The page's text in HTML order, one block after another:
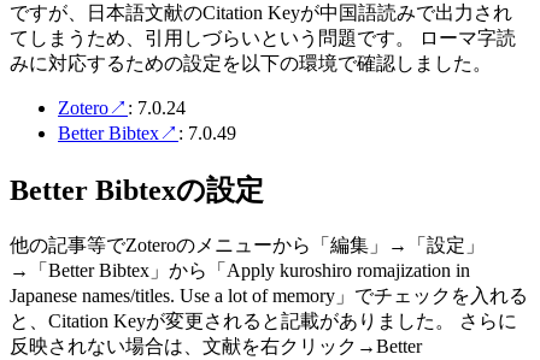
ですが、日本語文献のCitation Keyが中国語読みで出力され
てしまうため、引用しづらいという問題です。 ローマ字読
みに対応するための設定を以下の環境で確認しました。
Zotero↗ : 7.0.24
Better Bibtex↗ : 7.0.49
Better Bibtexの設定
他の記事等でZoteroのメニューから「編集」→「設定」
→「Better Bibtex」から「Apply kuroshiro romajization in
Japanese names/titles. Use a lot of memory」でチェックを入れる
と、Citation Keyが変更されると記載がありました。 さらに
反映されない場合は、文献を右クリック→Better